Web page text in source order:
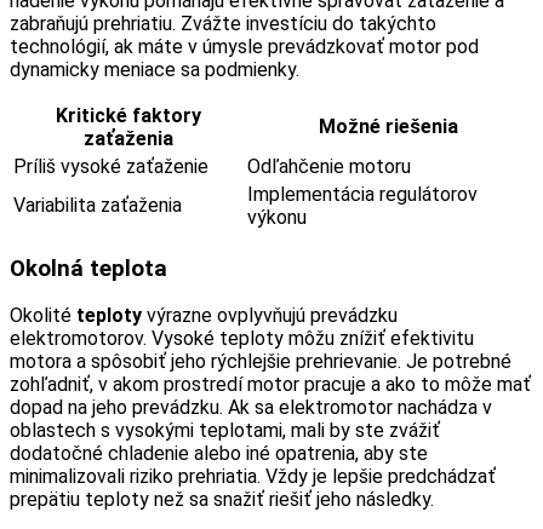
zabraňujú prehriatiu. Zvážte investíciu do takýchto
technológií, ak máte v úmysle prevádzkovať motor pod
dynamicky meniace sa podmienky.
Kritické faktory
zaťaženia
Možné riešenia
Príliš vysoké zaťaženie
Odľahčenie motoru
Variabilita zaťaženia
Implementácia regulátorov
výkonu
Okolná teplota
Okolité teploty výrazne ovplyvňujú prevádzku
elektromotorov. Vysoké teploty môžu znížiť efektivitu
motora a spôsobiť jeho rýchlejšie prehrievanie. Je potrebné
zohľadniť, v akom prostredí motor pracuje a ako to môže mať
dopad na jeho prevádzku. Ak sa elektromotor nachádza v
oblastech s vysokými teplotami, mali by ste zvážiť
dodatočné chladenie alebo iné opatrenia, aby ste
minimalizovali riziko prehriatia. Vždy je lepšie predchádzať
prepätiu teploty než sa snažiť riešiť jeho následky.